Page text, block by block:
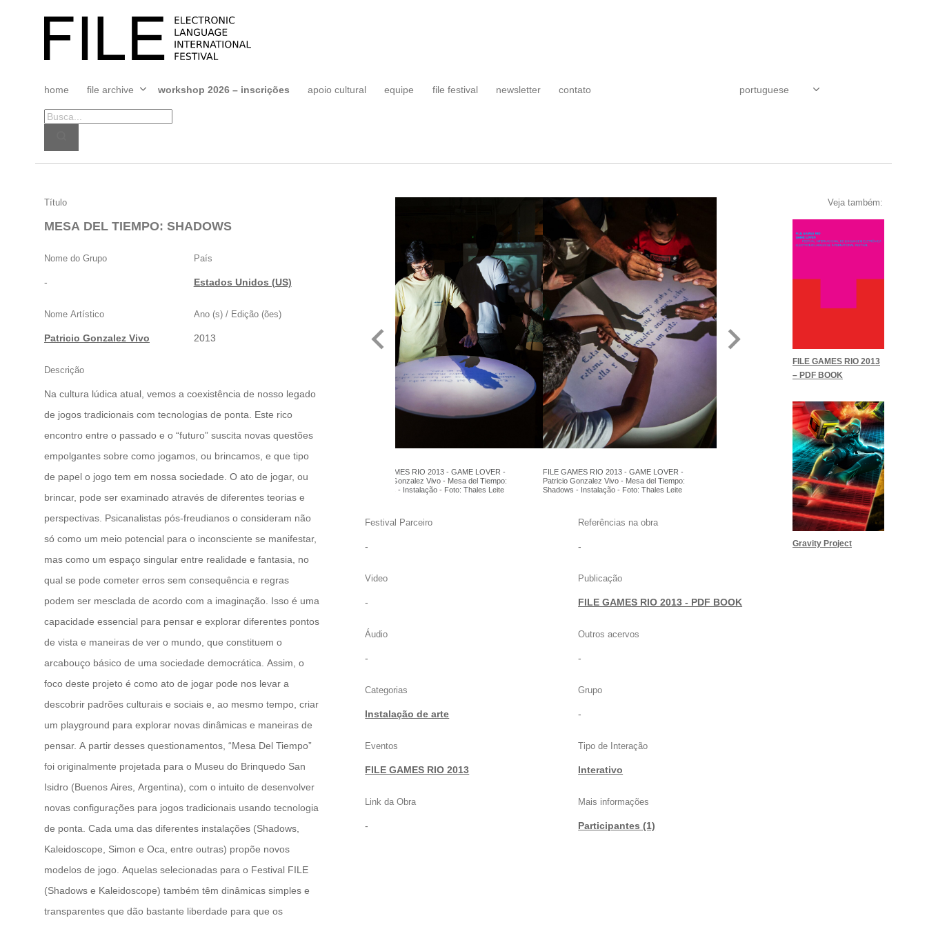
FILE
FESTIVAL
home file archive
Abrir
menu
workshop 2026 – inscrições apoio cultural equipe file festival newsletter contato
MESA
DEL
SHADOWS
Título
MESA DEL TIEMPO: SHADOWS
Nome do Grupo
-
Nome Artístico
Patricio Gonzalez Vivo
País
Estados Unidos (US)
Ano (s) / Edição (ões)
2013
Descrição
Na cultura lúdica atual, vemos a coexistência de nosso legado
de jogos tradicionais com tecnologias de ponta. Este rico
encontro entre o passado e o “futuro” suscita novas questões
empolgantes sobre como jogamos, ou brincamos, e que tipo
de papel o jogo tem em nossa sociedade. O ato de jogar, ou
brincar, pode ser examinado através de diferentes teorias e
perspectivas. Psicanalistas pós-freudianos o consideram não
só como um meio potencial para o inconsciente se manifestar,
mas como um espaço singular entre realidade e fantasia, no
qual se pode cometer erros sem consequência e regras
podem ser mesclada de acordo com a imaginação. Isso é uma
capacidade essencial para pensar e explorar diferentes pontos
de vista e maneiras de ver o mundo, que constituem o
arcabouço básico de uma sociedade democrática. Assim, o
foco deste projeto é como ato de jogar pode nos levar a
descobrir padrões culturais e sociais e, ao mesmo tempo, criar
um playground para explorar novas dinâmicas e maneiras de
pensar. A partir desses questionamentos, “Mesa Del Tiempo”
foi originalmente projetada para o Museu do Brinquedo San
Isidro (Buenos Aires, Argentina), com o intuito de desenvolver
novas configurações para jogos tradicionais usando tecnologia
de ponta. Cada uma das diferentes instalações (Shadows,
Kaleidoscope, Simon e Oca, entre outras) propõe novos
modelos de jogo. Aquelas selecionadas para o Festival FILE
(Shadows e Kaleidoscope) também têm dinâmicas simples e
transparentes que dão bastante liberdade para que os
FILE GAMES RIO 2013 - GAME LOVER -
Patricio Gonzalez Vivo - Mesa del Tiempo:
Shadows - Instalação - Foto: Thales Leite
FILE GAMES RIO 2013 - GAME LOVER -
Patricio Gonzalez Vivo - Mesa del Tiempo:
Shadows - Instalação - Foto: Thales Leite
Festival Parceiro
-
Video
-
Áudio
-
Categorias
Instalação de arte
Eventos
FILE GAMES RIO 2013
Link da Obra
-
Referências na obra
-
Publicação
FILE GAMES RIO 2013 - PDF BOOK
Outros acervos
-
Grupo
-
Tipo de Interação
Interativo
Mais informações
Participantes (1)
Veja também:
FILE GAMES RIO 2013
– PDF BOOK
Gravity Project